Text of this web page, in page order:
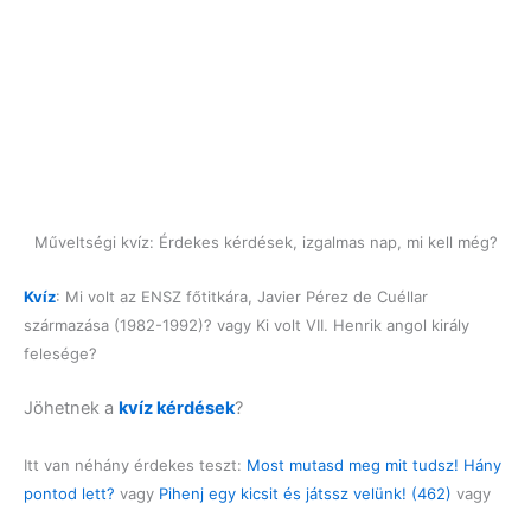
Műveltségi kvíz: Érdekes kérdések, izgalmas nap, mi kell még?
Kvíz: Mi volt az ENSZ főtitkára, Javier Pérez de Cuéllar
származása (1982-1992)? vagy Ki volt VII. Henrik angol király
felesége?
Jöhetnek a kvíz kérdések?
Itt van néhány érdekes teszt: Most mutasd meg mit tudsz! Hány
pontod lett? vagy Pihenj egy kicsit és játssz velünk! (462) vagy